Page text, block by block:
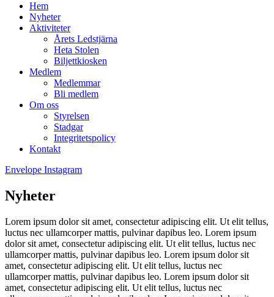
Hem
Nyheter
Aktiviteter
Årets Ledstjärna
Heta Stolen
Biljettkiosken
Medlem
Medlemmar
Bli medlem
Om oss
Styrelsen
Stadgar
Integritetspolicy
Kontakt
Envelope Instagram
Nyheter
Lorem ipsum dolor sit amet, consectetur adipiscing elit. Ut elit tellus,
luctus nec ullamcorper mattis, pulvinar dapibus leo. Lorem ipsum
dolor sit amet, consectetur adipiscing elit. Ut elit tellus, luctus nec
ullamcorper mattis, pulvinar dapibus leo. Lorem ipsum dolor sit
amet, consectetur adipiscing elit. Ut elit tellus, luctus nec
ullamcorper mattis, pulvinar dapibus leo. Lorem ipsum dolor sit
amet, consectetur adipiscing elit. Ut elit tellus, luctus nec